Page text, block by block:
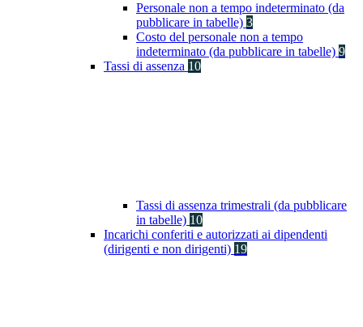
Personale non a tempo indeterminato (da
pubblicare in tabelle) 3
Costo del personale non a tempo
indeterminato (da pubblicare in tabelle) 9
Tassi di assenza 10
Tassi di assenza trimestrali (da pubblicare
in tabelle) 10
Incarichi conferiti e autorizzati ai dipendenti
(dirigenti e non dirigenti) 19